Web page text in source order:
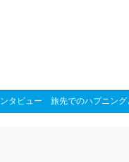
タビュー 旅先でのハプニング